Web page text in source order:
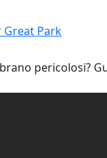
pericolosi?